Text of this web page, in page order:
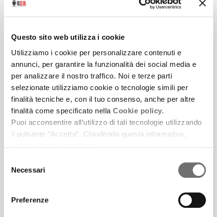
Questo sito web utilizza i cookie
Utilizziamo i cookie per personalizzare contenuti e
annunci, per garantire la funzionalità dei social media e
per analizzare il nostro traffico. Noi e terze parti
selezionate utilizziamo cookie o tecnologie simili per
finalità tecniche e, con il tuo consenso, anche per altre
finalità come specificato nella Cookie policy.
Puoi acconsentire all’utilizzo di tali tecnologie utilizzando
il pulsante “Accetta”. Chiudendo questa informativa,
delNecessari
Preferenze
12 Marzo 2021
DA INVERNO A INVERNO. CONVERSAZIONI SUL
LIBRO FOTOGRAFICO DI PAOLA DE PIETRI
In occasione della Giornata nazionale del
paesaggio (14 marzo), la Regione presenta il
volume fotografico dedicato alle campagne